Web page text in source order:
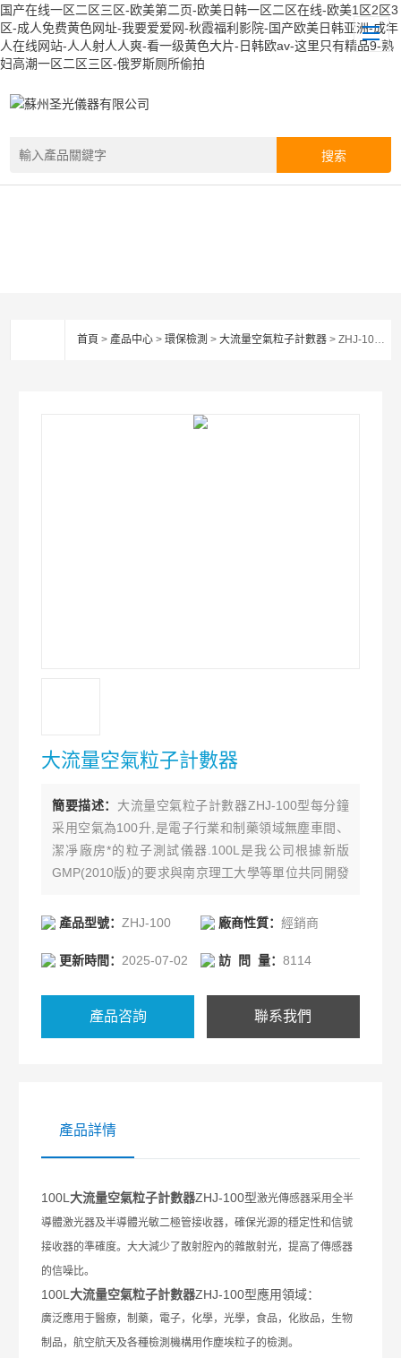
国产在线一区二区三区-欧美第二页-欧美日韩一区二区在线-欧美1区2区3
区-成人免费黄色网址-我要爱爱网-秋霞福利影院-国产欧美日韩亚洲-成年
人在线网站-人人射人人爽-看一级黄色大片-日韩欧av-这里只有精品9-熟
妇高潮一区二区三区-俄罗斯厕所偷拍
首頁 > 產品中心 >環保檢測 >大流量空氣粒子計數器 > ZHJ-100大流量空氣粒子計數器
大流量空氣粒子計數器
簡要描述： 大流量空氣粒子計數器ZHJ-100型每分鐘
采用空氣為100升,是電子行業和制藥領域無塵車間、
潔凈廠房*的粒子測試儀器.100L是我公司根據新版
GMP(2010版)的要求與南京理工大學等單位共同開發
產品型號：ZHJ-100 廠商性質： 經銷商
更新時間： 2025-07-02 訪 問 量： 8114
產品咨詢 聯系我們
產品詳情
100L大流量空氣粒子計數器ZHJ-100型激光傳感器采用全半
導體激光器及半導體光敏二極管接收器，確保光源的穩定性和信號
接收器的準確度。大大減少了散射腔內的雜散射光，提高了傳感器
的信噪比。
100L大流量空氣粒子計數器ZHJ-100型應用領域：
廣泛應用于醫療，制藥，電子，化學，光學，食品，化妝品，生物
制品，航空航天及各種檢測機構用作塵埃粒子的檢測。